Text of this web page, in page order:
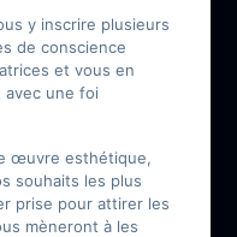
y inscrire plusieurs
de conscience
et vous en
une foi
œuvre esthétique,
souhaits les plus
prise pour attirer les
mèneront à les